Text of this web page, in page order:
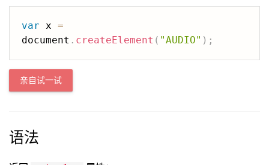
var x =
document . createElement ( "AUDIO" ) ;
亲自试一试
语法